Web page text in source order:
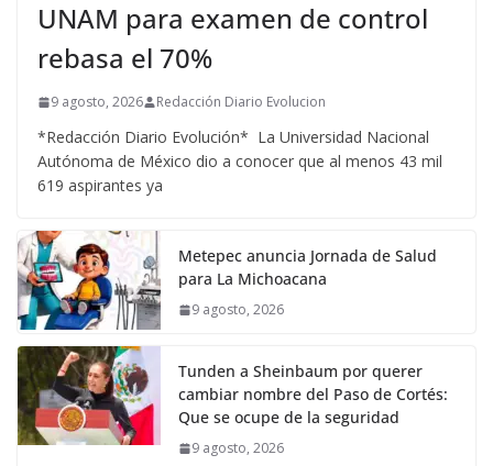
UNAM para examen de control
rebasa el 70%
9 agosto, 2026 Redacción Diario Evolucion
*Redacción Diario Evolución* La Universidad Nacional
Autónoma de México dio a conocer que al menos 43 mil
619 aspirantes ya
Metepec anuncia Jornada de Salud
para La Michoacana
9 agosto, 2026
Tunden a Sheinbaum por querer
cambiar nombre del Paso de Cortés:
Que se ocupe de la seguridad
9 agosto, 2026